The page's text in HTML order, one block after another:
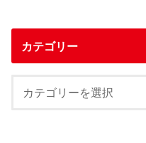
カテゴリー